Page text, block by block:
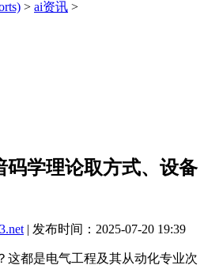
> ai资讯 >
码学理论取方式、设备
| 发布时间：2025-07-20 19:39
都是电气工程及其从动化专业次